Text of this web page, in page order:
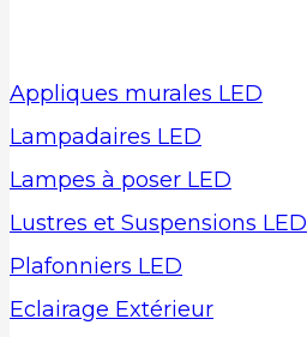
Appliques murales LED
Lampadaires LED
Lampes à poser LED
Lustres et Suspensions LED
Plafonniers LED
Eclairage Extérieur